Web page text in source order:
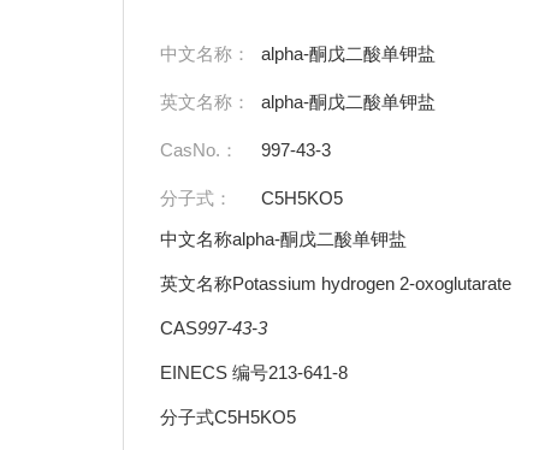
中文名称： alpha-酮戊二酸单钾盐
英文名称： alpha-酮戊二酸单钾盐
CasNo.： 997-43-3
分子式：
C5H5KO5
中文名称alpha-酮戊二酸单钾盐
英文名称Potassium hydrogen 2-oxoglutarate
CAS997-43-3
EINECS 编号213-641-8
分子式C5H5KO5